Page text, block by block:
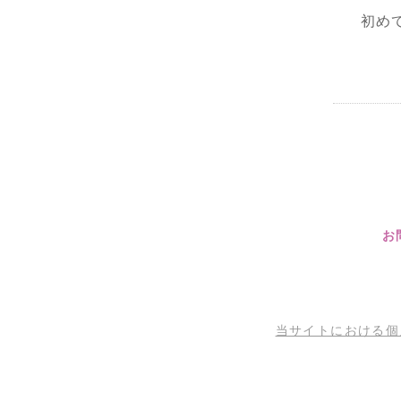
初め
お
当サイトにおける